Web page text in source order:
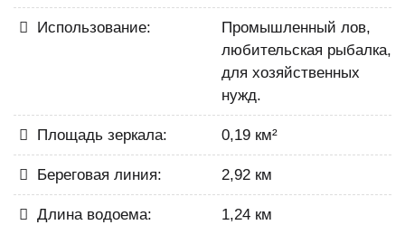
Использование:
Промышленный лов,
любительская рыбалка,
для хозяйственных
нужд.
Площадь зеркала: 0,19 км²
Береговая линия: 2,92 км
Длина водоема: 1,24 км